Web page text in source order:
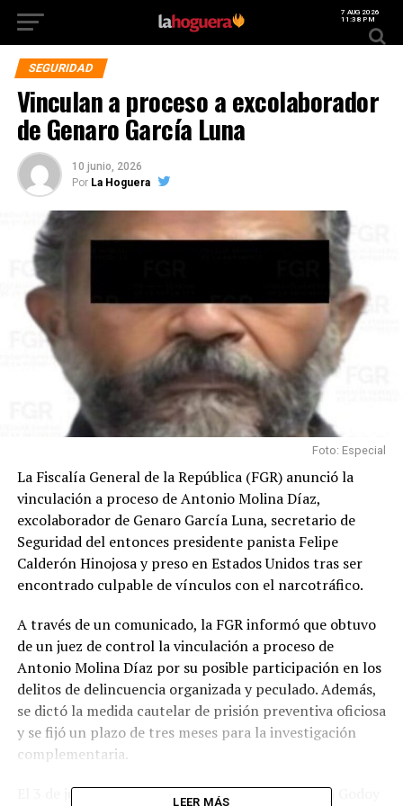
7 AUG 2026
11:38 PM
SEGURIDAD
Vinculan a proceso a excolaborador
de Genaro García Luna
10 junio, 2026
Por La Hoguera
Foto: Especial
La Fiscalía General de la República (FGR) anunció la
vinculación a proceso de Antonio Molina Díaz,
excolaborador de Genaro García Luna, secretario de
Seguridad del entonces presidente panista Felipe
Calderón Hinojosa y preso en Estados Unidos tras ser
encontrado culpable de vínculos con el narcotráfico.
A través de un comunicado, la FGR informó que obtuvo
de un juez de control la vinculación a proceso de
Antonio Molina Díaz por su posible participación en los
delitos de delincuencia organizada y peculado. Además,
se dictó la medida cautelar de prisión preventiva oficiosa
y se fijó un plazo de tres meses para la investigación
complementaria.
El 3 de junio, la instancia presidida por Ernestina Godoy
LEER MÁS